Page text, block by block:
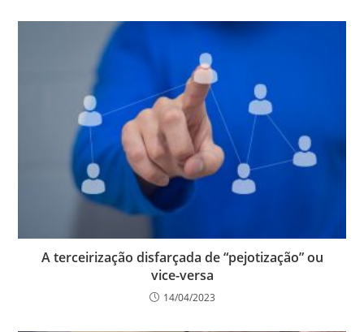
A terceirização disfarçada de “pejotização” ou
vice-versa
14/04/2023